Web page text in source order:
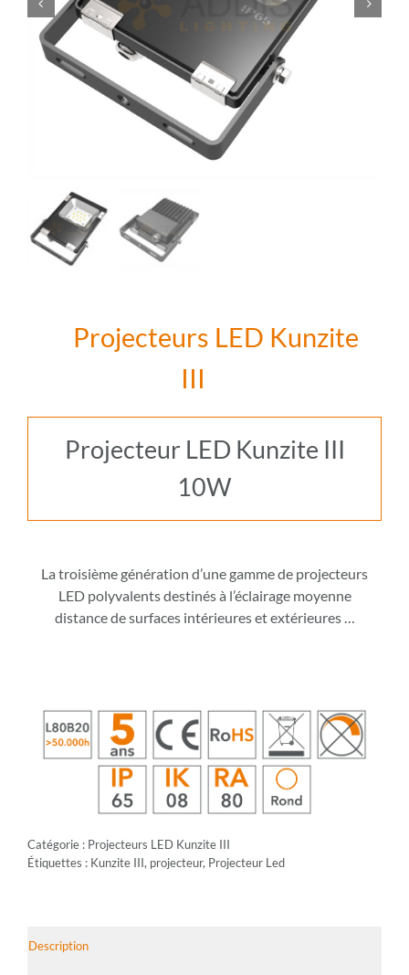
Projecteurs LED Kunzite
III
Projecteur LED Kunzite III
10W
La troisième génération d’une gamme de projecteurs
LED polyvalents destinés à l’éclairage moyenne
distance de surfaces intérieures et extérieures …
Catégorie : Projecteurs LED Kunzite III
Étiquettes : Kunzite III, projecteur, Projecteur Led
Description